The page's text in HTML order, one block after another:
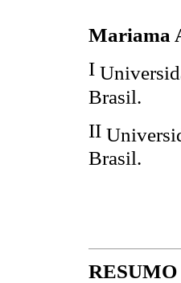
Mariama
I
Brasil.
II
Brasil.
RESUMO